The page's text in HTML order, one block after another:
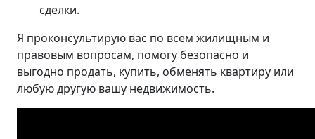
сделки.
Я проконсультирую вас по всем жилищным и
правовым вопросам, помогу безопасно и
выгодно продать, купить, обменять квартиру или
любую другую вашу недвижимость.